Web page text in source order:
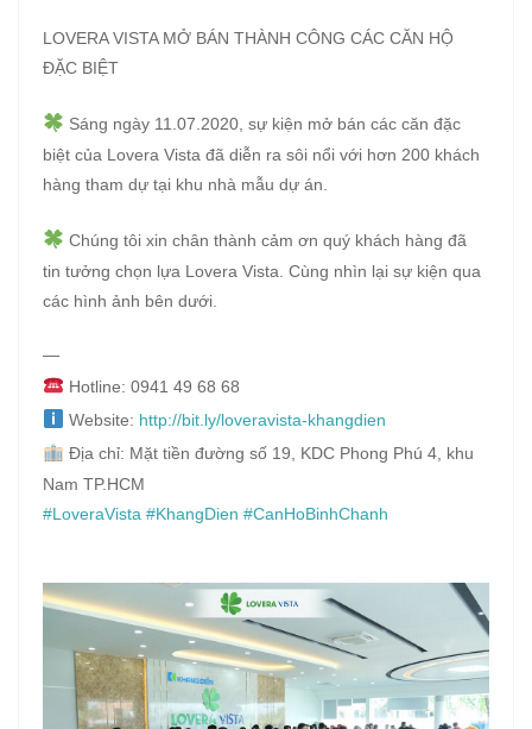
LOVERA VISTA MỞ BÁN THÀNH CÔNG CÁC CĂN HỘ
ĐẶC BIỆT
Sáng ngày 11.07.2020, sự kiện mở bán các căn đặc
biệt của Lovera Vista đã diễn ra sôi nổi với hơn 200 khách
hàng tham dự tại khu nhà mẫu dự án.
Chúng tôi xin chân thành cảm ơn quý khách hàng đã
tin tưởng chọn lựa Lovera Vista. Cùng nhìn lại sự kiện qua
các hình ảnh bên dưới.
—
Hotline: 0941 49 68 68
Website: http://bit.ly/loveravista-khangdien
Địa chỉ: Mặt tiền đường số 19, KDC Phong Phú 4, khu
Nam TP.HCM
#LoveraVista #KhangDien #CanHoBinhChanh